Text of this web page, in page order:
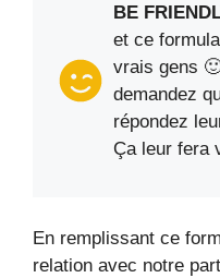
BE
et ce
vrais gens
demandez
répondez
Ça leur fera
En remplissant ce
relation avec notre